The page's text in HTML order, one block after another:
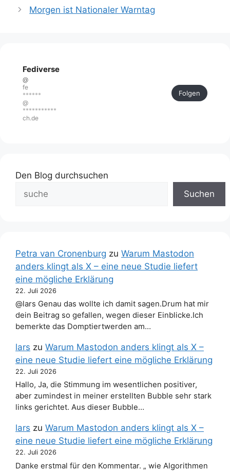
Morgen ist Nationaler Warntag
Fediverse
@
fe
******
@
***********
ch.de
Folgen
Den Blog durchsuchen
Suchen
Petra van Cronenburg zu Warum Mastodon
anders klingt als X – eine neue Studie liefert
eine mögliche Erklärung
22. Juli 2026
@lars Genau das wollte ich damit sagen.Drum hat mir
dein Beitrag so gefallen, wegen dieser Einblicke.Ich
bemerkte das Domptiertwerden am…
lars zu Warum Mastodon anders klingt als X –
eine neue Studie liefert eine mögliche Erklärung
22. Juli 2026
Hallo, Ja, die Stimmung im wesentlichen positiver,
aber zumindest in meiner erstellten Bubble sehr stark
links gerichtet. Aus dieser Bubble…
lars zu Warum Mastodon anders klingt als X –
eine neue Studie liefert eine mögliche Erklärung
22. Juli 2026
Danke erstmal für den Kommentar. „ wie Algorithmen